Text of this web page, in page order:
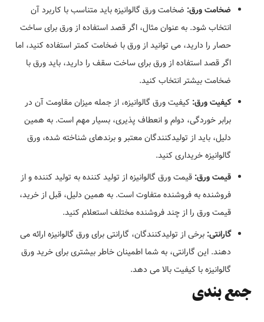
ضخامت ورق: ضخامت ورق گالوانیزه باید متناسب با کاربرد آن
انتخاب شود. به عنوان مثال، اگر قصد استفاده از ورق برای ساخت
حصار را دارید، می توانید از ورق با ضخامت کمتر استفاده کنید، اما
اگر قصد استفاده از ورق برای ساخت سقف را دارید، باید ورق با
ضخامت بیشتر انتخاب کنید.
کیفیت ورق: کیفیت ورق گالوانیزه، از جمله میزان مقاومت آن در
برابر خوردگی، دوام و انعطاف پذیری، بسیار مهم است. به همین
دلیل، باید از تولیدکنندگان معتبر و برندهای شناخته شده، ورق
گالوانیزه خریداری کنید.
قیمت ورق: قیمت ورق گالوانیزه از تولید کننده به تولید کننده و از
فروشنده به فروشنده متفاوت است. به همین دلیل، قبل از خرید،
قیمت ورق را از چند فروشنده مختلف استعلام کنید.
گارانتی: برخی از تولیدکنندگان، گارانتی برای ورق گالوانیزه ارائه می
دهند. این گارانتی، به شما اطمینان خاطر بیشتری برای خرید ورق
گالوانیزه با کیفیت بالا می دهد.
جمع بندی